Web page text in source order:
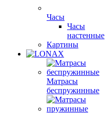
Часы
Часы
настенные
Картины
Матрасы
беспружинные